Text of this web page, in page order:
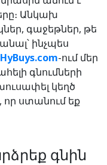
Անկախ
գաջեթներ, թե
ինչպես
HyBuys.com-ում մեր
գնումների
կեղծ
որ ստանում եք
գնին